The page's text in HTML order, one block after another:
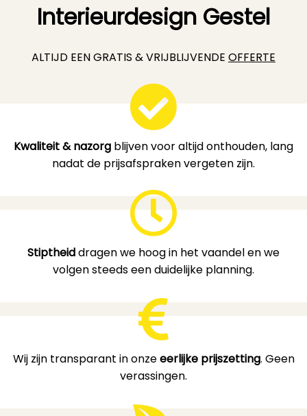
Interieurdesign Gestel
ALTIJD EEN GRATIS & VRIJBLIJVENDE OFFERTE
Kwaliteit & nazorg blijven voor altijd onthouden, lang
nadat de prijsafspraken vergeten zijn.
Stiptheiddragen we hoog in het vaandel en we
volgen steeds een duidelijke planning.
Wij zijn transparant in onzeeerlijke prijszetting. Geen
verassingen.